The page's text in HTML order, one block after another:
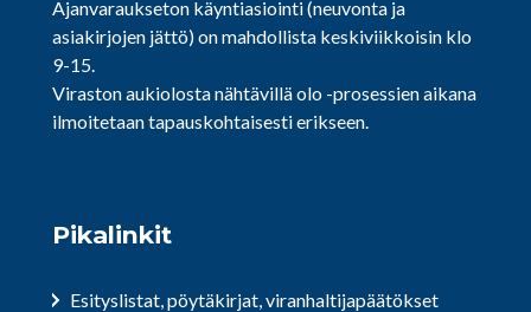
Ajanvaraukseton käyntiasiointi (neuvonta ja
asiakirjojen jättö) on mahdollista keskiviikkoisin klo
9-15.
Viraston aukiolosta nähtävillä olo -prosessien aikana
ilmoitetaan tapauskohtaisesti erikseen.
Pikalinkit
Esityslistat, pöytäkirjat, viranhaltijapäätökset